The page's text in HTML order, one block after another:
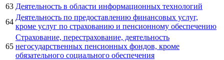
63 Деятельность в области информационных технологий
64
Деятельность по предоставлению финансовых услуг,
кроме услуг по страхованию и пенсионному обеспечению
65
Страхование, перестрахование, деятельность
негосударственных пенсионных фондов, кроме
обязательного социального обеспечения